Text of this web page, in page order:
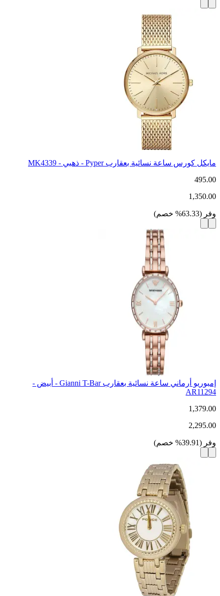
مايكل كورس ساعة نسائية بعقارب Pyper - ذهبي - MK4339
495.00
1,350.00
وفر (
63.33
% خصم)
إمبوريو أرماني ساعة نسائية بعقارب Gianni T-Bar - أبيض -
AR11294
1,379.00
2,295.00
وفر (
39.91
% خصم)